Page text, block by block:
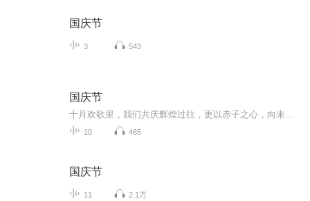
国庆节
3 543
国庆节
10 465
国庆节
11 2.1万